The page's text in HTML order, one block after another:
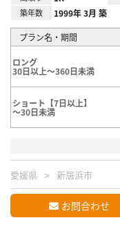
築年数 1999年 3月 築
プラン名・期間
ロング
30日以上～360日未満
ショート【7日以上】
～30日未満
愛媛県 新居浜市
お問合わせ